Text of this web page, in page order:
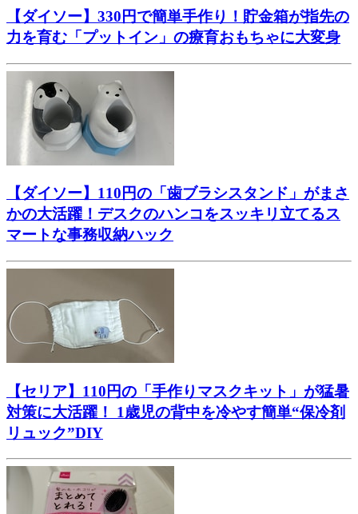
【ダイソー】330円で簡単手作り！貯金箱が指先の
力を育む「プットイン」の療育おもちゃに大変身
【ダイソー】110円の「歯ブラシスタンド」がまさ
かの大活躍！デスクのハンコをスッキリ立てるス
マートな事務収納ハック
【セリア】110円の「手作りマスクキット」が猛暑
対策に大活躍！ 1歳児の背中を冷やす簡単“保冷剤
リュック”DIY